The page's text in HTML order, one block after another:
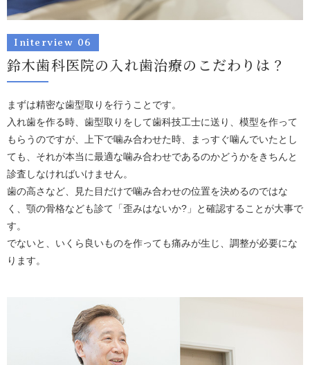
Initerview 06
鈴木歯科医院の入れ歯治療のこだわりは？
まずは精密な歯型取りを行うことです。
入れ歯を作る時、歯型取りをして歯科技工士に送り、模型を作って
もらうのですが、上下で噛み合わせた時、まっすぐ噛んでいたとし
ても、それが本当に最適な噛み合わせであるのかどうかをきちんと
診査しなければいけません。
歯の高さなど、見た目だけで噛み合わせの位置を決めるのではな
く、顎の骨格なども診て「歪みはないか?」と確認することが大事で
す。
でないと、いくら良いものを作っても痛みが生じ、調整が必要にな
ります。